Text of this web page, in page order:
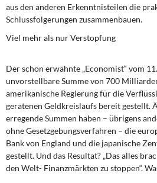
aus den anderen Erkenntnisteilen die
Schlussfolgerungen zusammenbauen.
Viel mehr als nur Verstopfung
Der schon erwähnte „Economist“ vom
unvorstellbare Summe von 700
amerikanische Regierung für die
geratenen Geldkreislaufs bereit gestellt.
erregende Summen haben – übrigens
ohne Gesetzgebungsverfahren – die
Bank von England und die japanische
gestellt. Und das Resultat? „Das alles
den Welt- Finanzmärkten zu stoppen“.